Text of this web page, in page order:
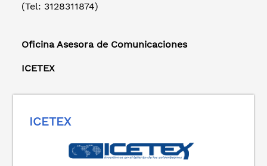
(Tel: 3128311874)
Oficina Asesora de Comunicaciones
ICETEX
ICETEX